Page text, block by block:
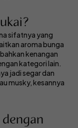
sifatnya yang
aroma bunga
kenangan
kategori lain.
jadi segar dan
musky, kesannya